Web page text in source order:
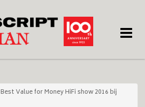
Toggle
Best Value for Money HiFi show 2016 bij